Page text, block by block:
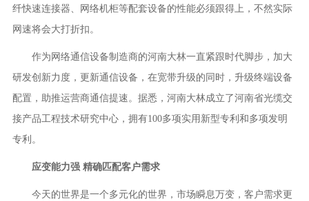
纤快速连接器、网络机柜等配套设备的性能必须跟得上，不然实际
网速将会大打折扣。
作为网络通信设备制造商的河南大林一直紧跟时代脚步，加大
研发创新力度，更新通信设备，在宽带升级的同时，升级终端设备
配置，助推运营商通信提速。据悉，河南大林成立了河南省光缆交
接产品工程技术研究中心，拥有100多项实用新型专利和多项发明
专利。
应变能力强 精确匹配客户需求
今天的世界是一个多元化的世界，市场瞬息万变，客户需求更